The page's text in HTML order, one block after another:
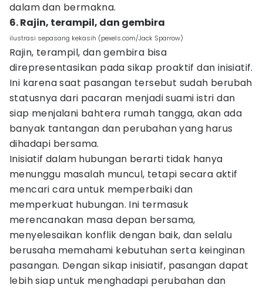
dalam dan bermakna.
6. Rajin, terampil, dan gembira
ilustrasi sepasang kekasih (pexels.com/Jack Sparrow)
Rajin, terampil, dan gembira bisa
direpresentasikan pada sikap proaktif dan inisiatif.
Ini karena saat pasangan tersebut sudah berubah
statusnya dari pacaran menjadi suami istri dan
siap menjalani bahtera rumah tangga, akan ada
banyak tantangan dan perubahan yang harus
dihadapi bersama.
Inisiatif dalam hubungan berarti tidak hanya
menunggu masalah muncul, tetapi secara aktif
mencari cara untuk memperbaiki dan
memperkuat hubungan. Ini termasuk
merencanakan masa depan bersama,
menyelesaikan konflik dengan baik, dan selalu
berusaha memahami kebutuhan serta keinginan
pasangan. Dengan sikap inisiatif, pasangan dapat
lebih siap untuk menghadapi perubahan dan